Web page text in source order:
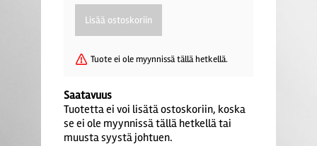
Tuote ei ole myynnissä tällä hetkellä.
Saatavuus
Tuotetta ei voi lisätä ostoskoriin, koska
se ei ole myynnissä tällä hetkellä tai
muusta syystä johtuen.